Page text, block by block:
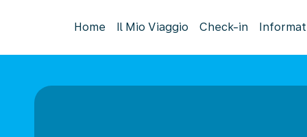
Home Il Mio Viaggio Check-in